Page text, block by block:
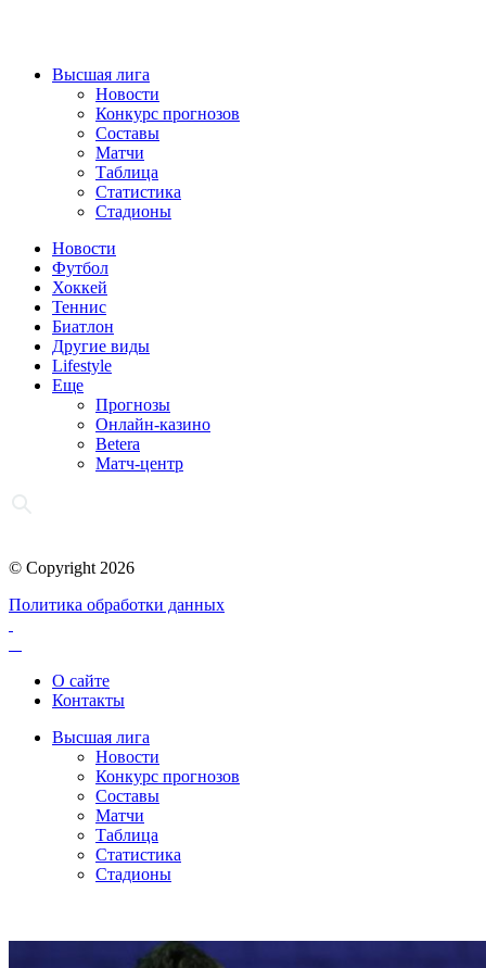
Высшая лига
Новости
Конкурс прогнозов
Составы
Матчи
Таблица
Статистика
Стадионы
Новости
Футбол
Хоккей
Теннис
Биатлон
Другие виды
Lifestyle
Еще
Прогнозы
Онлайн-казино
Betera
Матч-центр
© Copyright 2026
Политика обработки данных
О сайте
Контакты
Высшая лига
Новости
Конкурс прогнозов
Составы
Матчи
Таблица
Статистика
Стадионы